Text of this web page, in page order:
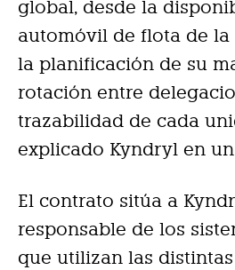
global, desde la
automóvil de flota de
la planificación de su
rotación entre
trazabilidad de cada
explicado Kyndryl en
El contrato sitúa a
responsable de los
que utilizan las